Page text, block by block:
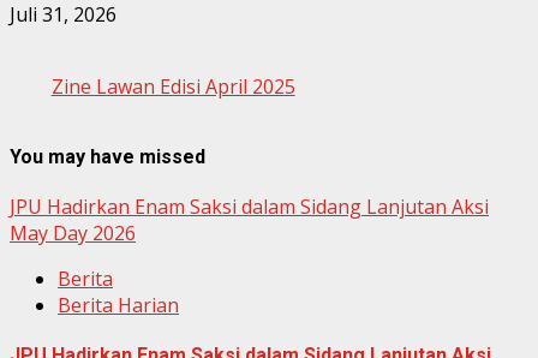
Juli 31, 2026
Zine Lawan Edisi April 2025
You may have missed
JPU Hadirkan Enam Saksi dalam Sidang Lanjutan Aksi
May Day 2026
Berita
Berita Harian